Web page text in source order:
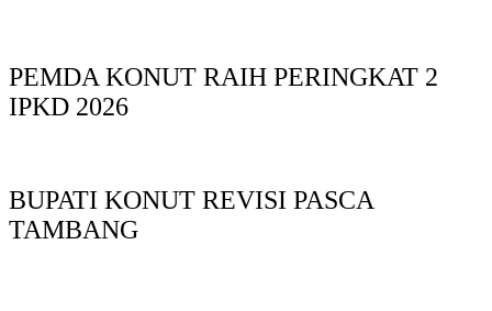
PEMDA KONUT RAIH PERINGKAT 2
IPKD 2026
BUPATI KONUT REVISI PASCA
TAMBANG